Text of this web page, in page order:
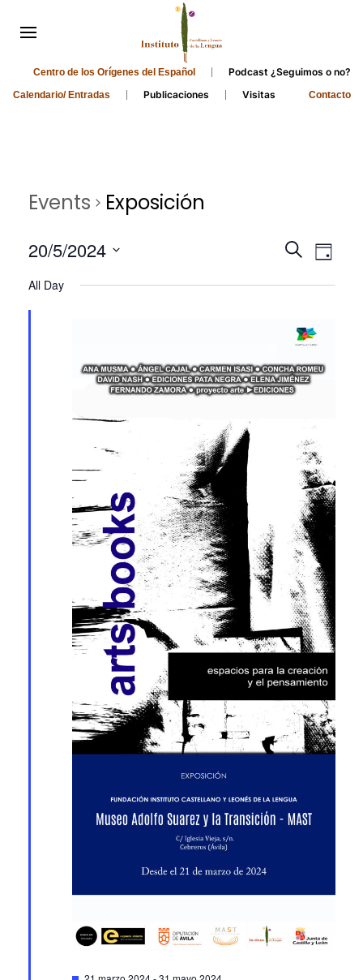
Centro de los Orígenes del Español Podcast ¿Seguimos o no?
Calendario/ Entradas Publicaciones Visitas Contacto
Events Exposición
Events
and
Search
Day
20/5/2024
date.
All Day
Featured